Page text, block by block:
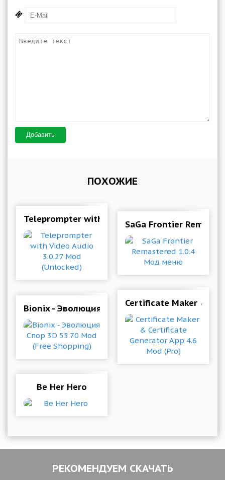
Добавить
ПОХОЖИЕ
Teleprompter with Video Audio 3.0.27 Mod
SaGa Frontier
Bionix - Эволюция Спор 3D 55.70 Mod (Free
Certificate Maker &
Be Her Hero
РЕКОМЕНДУЕМ СКАЧАТЬ